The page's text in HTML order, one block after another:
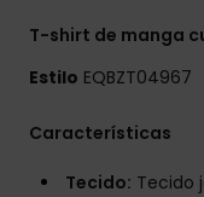
T-shirt de manga
Estilo EQBZT04967
Características
Tecido: Tecido